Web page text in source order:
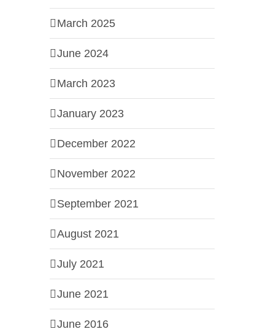
March 2025
June 2024
March 2023
January 2023
December 2022
November 2022
September 2021
August 2021
July 2021
June 2021
June 2016